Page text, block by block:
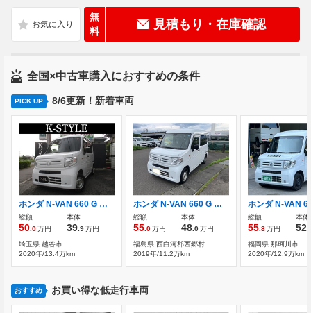
無
料
見積もり・在庫確認
全国×中古車購入におすすめの条件
PICK UP 8/6更新！新着車両
ホンダ N-VAN 660 G ホンダセンシング 社外ナビ ブルートゥース キーレス
総額
50 .0万円
本体
39 .9万円
埼玉県 越谷市
2020年/13.4万km
ホンダ N-VAN 660 G ホンダセンシング
総額
55 .0万円
本体
48 .0万円
福島県 西白河郡西郷村
2019年/11.2万km
総額
55 .8万円
本体
52
福岡県 那珂川市
2020年/12.9万km
おすすめ お買い得な低走行車両